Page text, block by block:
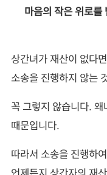
마음의 작은 위로를
상간녀가 재산이 없다
소송을 진행하지 않는
꼭 그렇지 않습니다. 왜
때문입니다.
따라서 소송을 진행하